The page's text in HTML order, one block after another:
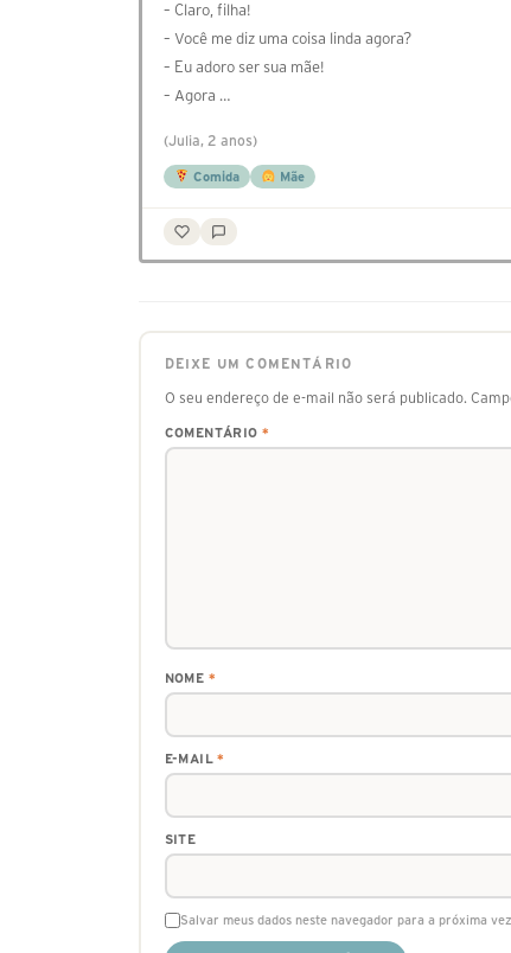
– Claro, filha!
– Você me diz uma coisa linda agora?
– Eu adoro ser sua mãe!
– Agora …
(Julia, 2 anos)
Comida Mãe
DEIXE UM COMENTÁRIO
O seu endereço de e-mail não será publicado.
COMENTÁRIO *
NOME *
E-MAIL*
SITE
Salvar meus dados neste navegador para a próxima